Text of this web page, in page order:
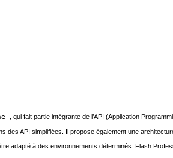
, qui fait partie intégrante de l’API (Application
API simplifiées. Il propose également une
adapté à des environnements déterminés. Flash